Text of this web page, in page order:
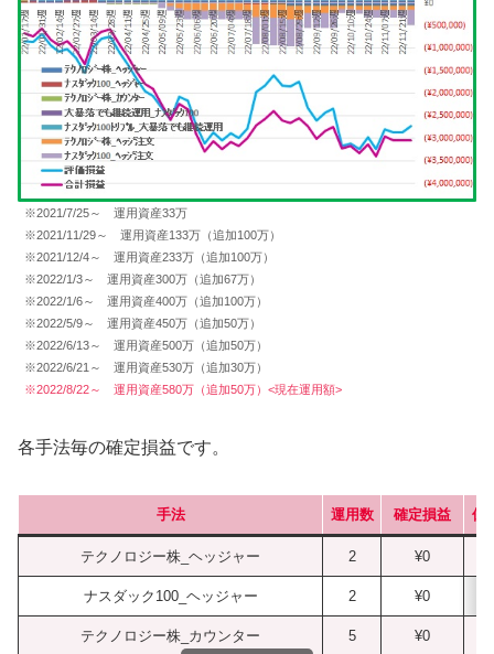
※2021/7/25～ 運用資産33万
※2021/11/29～ 運用資産133万（追加100万）
※2021/12/4～ 運用資産233万（追加100万）
※2022/1/3～ 運用資産300万（追加67万）
※2022/1/6～ 運用資産400万（追加100万）
※2022/5/9～ 運用資産450万（追加50万）
※2022/6/13～ 運用資産500万（追加50万）
※2022/6/21～ 運用資産530万（追加30万）
※2022/8/22～ 運用資産580万（追加50万）<現在運用額>
各手法毎の確定損益です。
手法 運用数 確定損益 保
テクノロジー株_ヘッジャー 2 ¥0
ナスダック100_ヘッジャー 2 ¥0
テクノロジー株_カウンター 5 ¥0